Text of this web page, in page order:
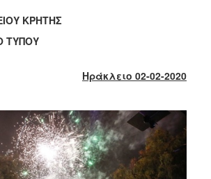
ΚΡΗΤΗΣ
Ηράκλειο 02-02-2020